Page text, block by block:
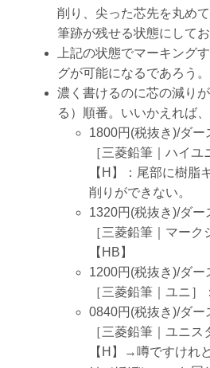
削り、尖った芯先を丸め
筆跡が残せる状態にしてお
上記の状態でマーキング
グが可能になるであろう。
濃く書けるのに芯の減り
る）順番。いいかえれば
1800円(税抜き)/ダー
［三菱鉛筆｜ハイユ
【H】：尾部に樹脂
削りができない。
1320円(税抜き)/ダー
［三菱鉛筆｜マーク
【HB】
1200円(税抜き)/ダー
［三菱鉛筆｜ユニ］
0840円(税抜き)/ダー
［三菱鉛筆｜ユニス
【H】→噂ですけれ